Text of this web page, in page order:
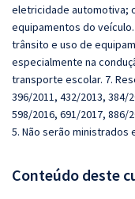
eletricidade automotiva;
equipamentos do
trânsito e uso de
especialmente na
transporte escolar. 7.
396/2011, 432/2013, 384/
598/2016, 691/2017, 886/
5. Não serão ministrados
Conteúdo deste